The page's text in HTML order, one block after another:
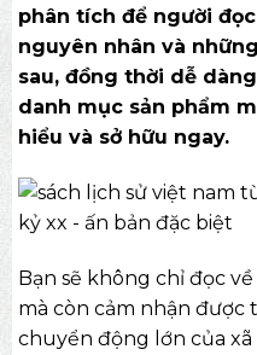
phân tích để người
nguyên nhân và
sau, đồng thời dễ
danh mục sản phẩm
hiểu và sở hữu ngay.
Bạn sẽ không chỉ đọc
mà còn cảm nhận được
chuyển động lớn của